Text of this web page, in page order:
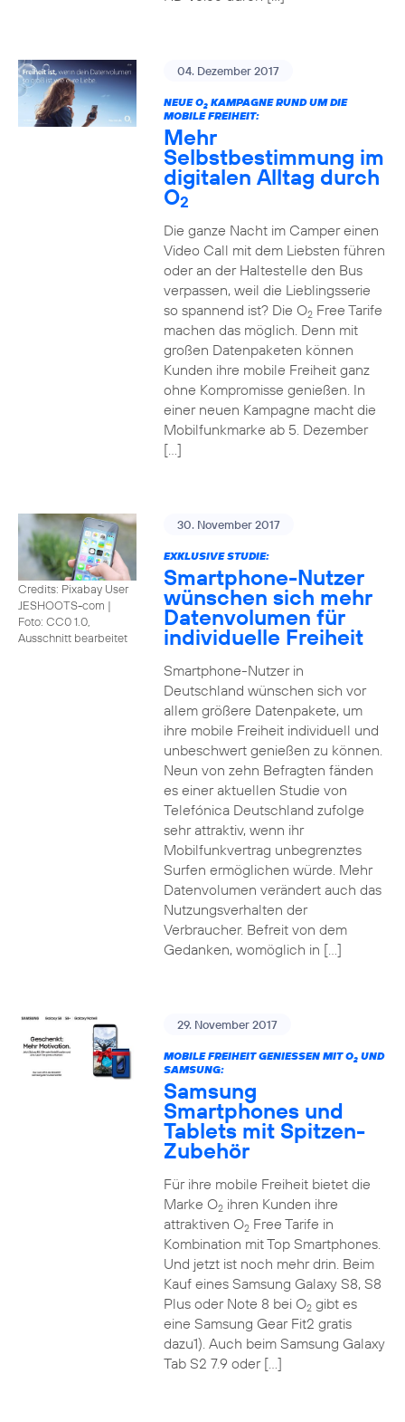
04. Dezember 2017
NEUE O2KAMPAGNE RUND UM DIE
MOBILE FREIHEIT:
Mehr
Selbstbestimmung im
digitalen Alltag durch
O2
Die ganze Nacht im Camper einen
Video Call mit dem Liebsten führen
oder an der Haltestelle den Bus
verpassen, weil die Lieblingsserie
so spannend ist? Die O2Free Tarife
machen das möglich. Denn mit
großen Datenpaketen können
Kunden ihre mobile Freiheit ganz
ohne Kompromisse genießen. In
einer neuen Kampagne macht die
Mobilfunkmarke ab 5. Dezember
[…]
Credits: Pixabay User
JESHOOTS-com |
Foto: CC0 1.0,
Ausschnitt bearbeitet
30. November 2017
EXKLUSIVE STUDIE:
Smartphone-Nutzer
wünschen sich mehr
Datenvolumen für
individuelle Freiheit
Smartphone-Nutzer in
Deutschland wünschen sich vor
allem größere Datenpakete, um
ihre mobile Freiheit individuell und
unbeschwert genießen zu können.
Neun von zehn Befragten fänden
es einer aktuellen Studie von
Telefónica Deutschland zufolge
sehr attraktiv, wenn ihr
Mobilfunkvertrag unbegrenztes
Surfen ermöglichen würde. Mehr
Datenvolumen verändert auch das
Nutzungsverhalten der
Verbraucher. Befreit von dem
Gedanken, womöglich in […]
29. November 2017
MOBILE FREIHEIT GENIESSEN MIT O 2UND
SAMSUNG:
Samsung
Smartphones und
Tablets mit Spitzen-
Zubehör
Für ihre mobile Freiheit bietet die
Marke O2ihren Kunden ihre
attraktiven O2Free Tarife in
Kombination mit Top Smartphones.
Und jetzt ist noch mehr drin. Beim
Kauf eines Samsung Galaxy S8, S8
Plus oder Note 8 bei O2gibt es
eine Samsung Gear Fit2 gratis
dazu1). Auch beim Samsung Galaxy
Tab S2 7.9 oder […]